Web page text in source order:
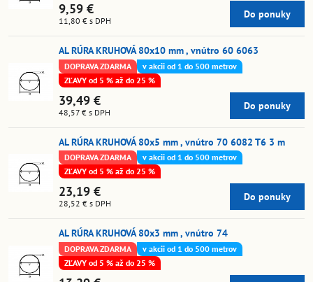
9,59 €
11,80 € s DPH
Do ponuky
AL RÚRA KRUHOVÁ 80x10 mm , vnútro 60 6063
DOPRAVA ZDARMA
v akcii od 1 do 500 metrov
ZĽAVY od 5 % až do 25 %
39,49 €
48,57 € s DPH
Do ponuky
AL RÚRA KRUHOVÁ 80x5 mm , vnútro 70 6082 T6 3 m
DOPRAVA ZDARMA
v akcii od 1 do 500 metrov
ZĽAVY od 5 % až do 25 %
23,19 €
28,52 € s DPH
Do ponuky
AL RÚRA KRUHOVÁ 80x3 mm , vnútro 74
DOPRAVA ZDARMA
v akcii od 1 do 500 metrov
ZĽAVY od 5 % až do 25 %